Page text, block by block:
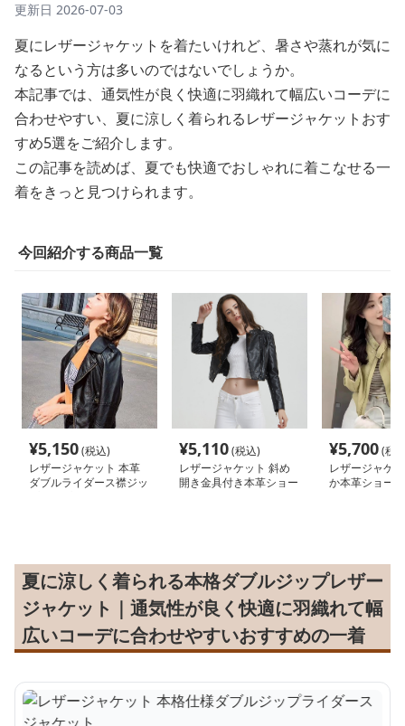
更新日 2026-07-03
夏にレザージャケットを着たいけれど、暑さや蒸れが気に
なるという方は多いのではないでしょうか。
本記事では、通気性が良く快適に羽織れて幅広いコーデに
合わせやすい、夏に涼しく着られるレザージャケットおす
すめ5選をご紹介します。
この記事を読めば、夏でも快適でおしゃれに着こなせる一
着をきっと見つけられます。
今回紹介する商品一覧
¥5,150(税込)
レザージャケット 本革
ダブルライダース襟ジッ
¥5,110(税込)
レザージャケット 斜め
開き金具付き本革ショー
¥5,700(税
レザージャケ
か本革ショー
夏に涼しく着られる本格ダブルジップレザー
ジャケット｜通気性が良く快適に羽織れて幅
広いコーデに合わせやすいおすすめの一着